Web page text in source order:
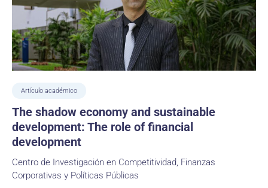
Artículo académico
The shadow economy and sustainable
development: The role of financial
development
Centro de Investigación en Competitividad, Finanzas
Corporativas y Políticas Públicas